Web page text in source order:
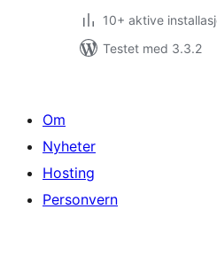
10+ aktive
Testet med 3.3.2
Om
Nyheter
Hosting
Personvern